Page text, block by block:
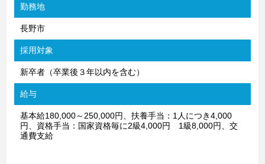
勤務地
長野市
採用対象
新卒者（卒業後３年以内を含む）
給与
基本給180,000～250,000円、扶養手当：1人につき4,000
円、資格手当：国家資格毎に2級4,000円 1級8,000円、交
通費支給